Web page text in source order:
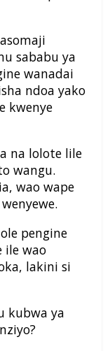
sababu ya
wanadai
ndoa yako
kwenye
na lolote lile
wangu.
wao wape
pengine
ile wao
lakini si
kubwa ya